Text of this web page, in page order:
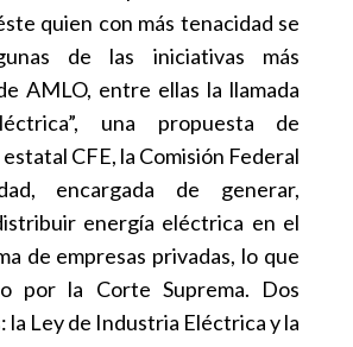
quien con más tenacidad se
de las iniciativas más
AMLO, entre ellas la llamada
una propuesta de
CFE, la Comisión Federal
encargada de generar,
energía eléctrica en el
de empresas privadas, lo que
por la Corte Suprema. Dos
la Ley de Industria Eléctrica y la